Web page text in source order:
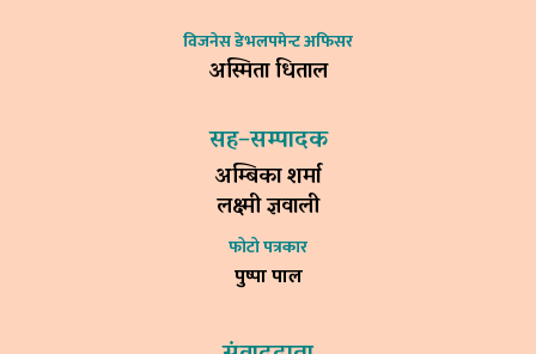
विजनेस डेभलपमेन्ट अफिसर
अस्मिता धिताल
सह–सम्पादक
अम्बिका शर्मा
लक्ष्मी ज्ञवाली
फोटो पत्रकार
पुष्पा पाल